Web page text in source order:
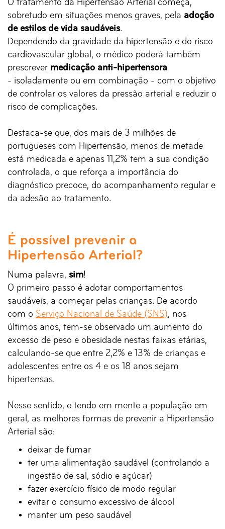
O tratamento da Hipertensão Arterial começa,
sobretudo em situações menos graves, pela adoção
de estilos de vida saudáveis.
Dependendo da gravidade da hipertensão e do risco
cardiovascular global, o médico poderá também
prescrever medicação anti-hipertensora
- isoladamente ou em combinação - com o objetivo
de controlar os valores da pressão arterial e reduzir o
risco de complicações.
Destaca-se que, dos mais de 3 milhões de
portugueses com Hipertensão, menos de metade
está medicada e apenas 11,2% tem a sua condição
controlada, o que reforça a importância do
diagnóstico precoce, do acompanhamento regular e
da adesão ao tratamento.
É possível prevenir a
Hipertensão Arterial?
Numa palavra, sim!
O primeiro passo é adotar comportamentos
saudáveis, a começar pelas crianças. De acordo
com o Serviço Nacional de Saúde (SNS), nos
últimos anos, tem-se observado um aumento do
excesso de peso e obesidade nestas faixas etárias,
calculando-se que entre 2,2% e 13% de crianças e
adolescentes entre os 4 e os 18 anos sejam
hipertensas.
Nesse sentido, e tendo em mente a população em
geral, as melhores formas de prevenir a Hipertensão
Arterial são:
deixar de fumar
ter uma alimentação saudável (controlando a
ingestão de sal, sódio e açúcar)
fazer exercício físico de modo regular
evitar o consumo excessivo de álcool
manter um peso saudável